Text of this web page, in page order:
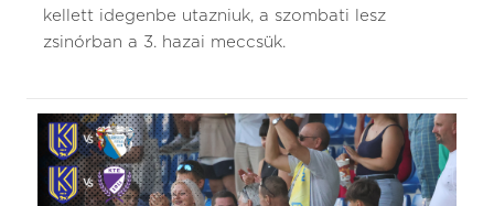
kellett idegenbe utazniuk, a szombati lesz
zsinórban a 3. hazai meccsük.